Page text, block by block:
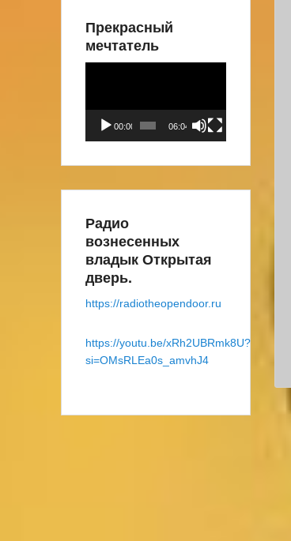
Прекрасный
мечтатель
00:00 06:04
Радио
вознесенных
владык Открытая
дверь.
https://radiotheopendoor.ru
https://youtu.be/xRh2UBRmk8U?
si=OMsRLEa0s_amvhJ4